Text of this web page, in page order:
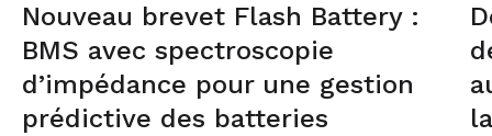
Nouveau brevet Flash Battery :
BMS avec spectroscopie
d’impédance pour une gestion
prédictive des batteries